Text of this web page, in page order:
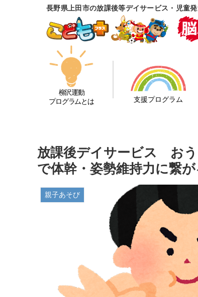
長野県上田市の放課後等デイサービス・児童
柳沢運動
プログラムとは
支援プログラム
放課後デイサービス お
で体幹・姿勢維持力に繋が
親子あそび